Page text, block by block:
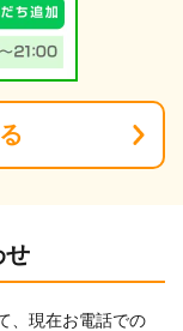
せ
、現在お電話での